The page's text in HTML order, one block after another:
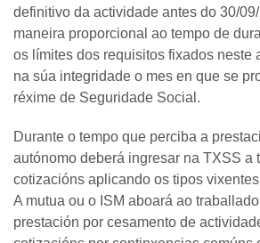
definitivo da actividade antes do 30/
maneira proporcional ao tempo de
os límites dos requisitos fixados neste
na súa integridade o mes en que se
réxime de Seguridade Social.
Durante o tempo que perciba a
autónomo deberá ingresar na TXSS a
cotizacións aplicando os tipos
A mutua ou o ISM aboará ao
prestación por cesamento de